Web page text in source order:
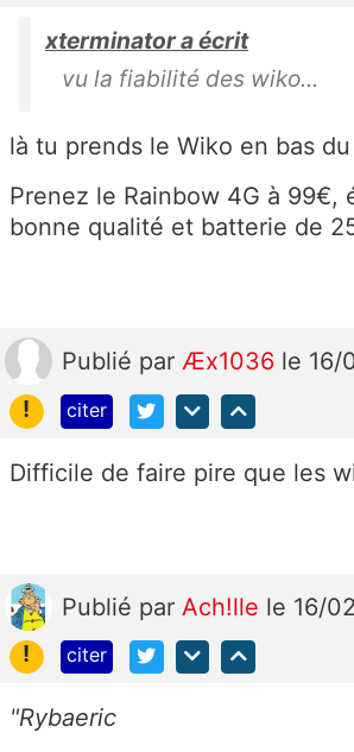
xterminator a écrit
vu la fiabilité des wiko...
là tu prends le Wiko en bas
Prenez le Rainbow 4G à 99€,
bonne qualité et batterie de
Publié par Æx1036 le 16/
!
citer
Difficile de faire pire que les
Publié par Ach!lle le 16/
!
citer
"Rybaeric